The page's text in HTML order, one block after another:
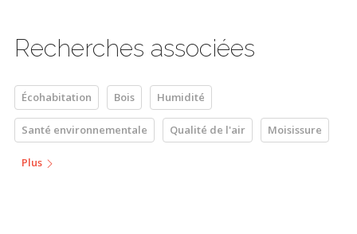
Recherches associées
Écohabitation Bois Humidité
Santé environnementale Qualité de l'air Moisissure
Plus